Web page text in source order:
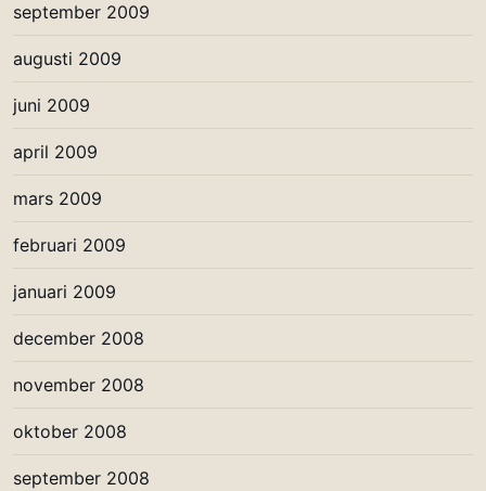
september 2009
augusti 2009
juni 2009
april 2009
mars 2009
februari 2009
januari 2009
december 2008
november 2008
oktober 2008
september 2008